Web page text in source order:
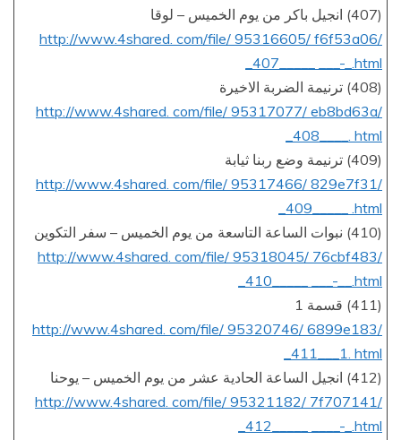
(407) انجيل باكر من يوم الخميس – لوقا
http://www.4shared. com/file/ 95316605/ f6f53a06/
_407_____ ___-_.html
(408) ترنيمة الضربة الاخيرة
http://www.4shared. com/file/ 95317077/ eb8bd63a/
_408____. html
(409) ترنيمة وضع ربنا ثيابة
http://www.4shared. com/file/ 95317466/ 829e7f31/
_409_____ .html
(410) نبوات الساعة التاسعة من يوم الخميس – سفر التكوين
http://www.4shared. com/file/ 95318045/ 76cbf483/
_410_____ ___-__.html
(411) قسمة 1
http://www.4shared. com/file/ 95320746/ 6899e183/
_411___1. html
(412) انجيل الساعة الحادية عشر من يوم الخميس – يوحنا
http://www.4shared. com/file/ 95321182/ 7f707141/
_412_____ ____-_.html